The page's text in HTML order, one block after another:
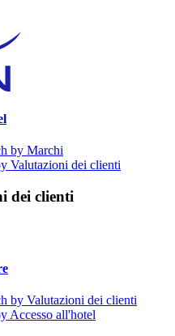
by Marchi
Valutazioni dei clienti
dei clienti
by Valutazioni dei clienti
Accesso all'hotel